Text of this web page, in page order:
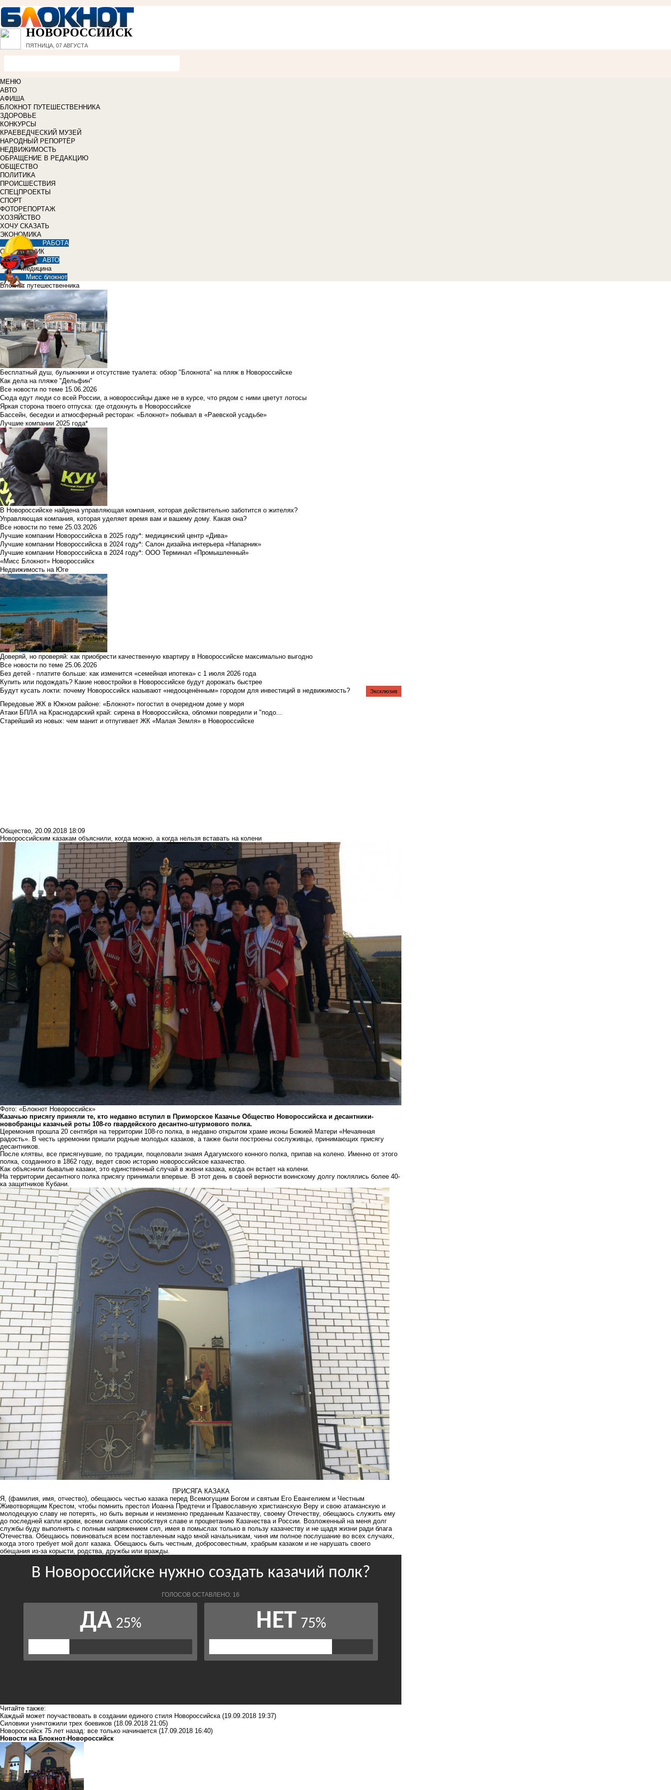
НОВОРОССИЙСК
ПЯТНИЦА, 07 АВГУСТА
МЕНЮ
АВТО
АФИША
БЛОКНОТ ПУТЕШЕСТВЕННИКА
ЗДОРОВЬЕ
КОНКУРСЫ
КРАЕВЕДЧЕСКИЙ МУЗЕЙ
НАРОДНЫЙ РЕПОРТЁР
НЕДВИЖИМОСТЬ
ОБРАЩЕНИЕ В РЕДАКЦИЮ
ОБЩЕСТВО
ПОЛИТИКА
ПРОИСШЕСТВИЯ
СПЕЦПРОЕКТЫ
СПОРТ
ФОТОРЕПОРТАЖ
ХОЗЯЙСТВО
ХОЧУ СКАЗАТЬ
ЭКОНОМИКА
РАБОТА
СПРАВОЧНИК
АВТО
Медицина
Мисс блокнот
Блокнот путешественника
Бесплатный душ, булыжники и отсутствие туалета: обзор "Блокнота" на пляж в Новороссийске
Как дела на пляже "Дельфин"
Все новости по теме 15.06.2026
Сюда едут люди со всей России, а новороссийцы даже не в курсе, что рядом с ними цветут лотосы
Яркая сторона твоего отпуска: где отдохнуть в Новороссийске
Бассейн, беседки и атмосферный ресторан: «Блокнот» побывал в «Раевской усадьбе»
Лучшие компании 2025 года*
В Новороссийске найдена управляющая компания, которая действительно заботится о жителях?
Управляющая компания, которая уделяет время вам и вашему дому. Какая она?
Все новости по теме 25.03.2026
Лучшие компании Новороссийска в 2025 году*: медицинский центр «Дива»
Лучшие компании Новороссийска в 2024 году*: Салон дизайна интерьера «Напарник»
Лучшие компании Новороссийска в 2024 году*: ООО Терминал «Промышленный»
«Мисс Блокнот» Новороссийск
Недвижимость на Юге
Доверяй, но проверяй: как приобрести качественную квартиру в Новороссийске максимально выгодно
Все новости по теме 25.06.2026
Без детей - платите больше: как изменится «семейная ипотека» с 1 июля 2026 года
Купить или подождать? Какие новостройки в Новороссийске будут дорожать быстрее
Будут кусать локти: почему Новороссийск называют «недооценённым» городом для инвестиций в недвижимость?
Передовые ЖК в Южном районе: «Блокнот» погостил в очередном доме у моря
Атаки БПЛА на Краснодарский край: сирена в Новороссийска, обломки повредили и "подо...
Старейший из новых: чем манит и отпугивает ЖК «Малая Земля» в Новороссийске
Эксклюзив
Общество, 20.09.2018 18:09
Новороссийским казакам объяснили, когда можно, а когда нельзя вставать на колени
Фото: «Блокнот Новороссийск»
Казачью присягу приняли те, кто недавно вступил в Приморское Казачье Общество Новороссийска и десантники-
новобранцы казачьей роты 108-го гвардейского десантно-штурмового полка.
Церемония прошла 20 сентября на территории 108-го полка, в недавно открытом храме иконы Божией Матери «Нечаянная
радость». В честь церемонии пришли родные молодых казаков, а также были построены сослуживцы, принимающих присягу
десантников.
После клятвы, все присягнувшие, по традиции, поцеловали знамя Адагумского конного полка, припав на колено. Именно от этого
полка, созданного в 1862 году, ведет свою историю новороссийское казачество.
Как объяснили бывалые казаки, это единственный случай в жизни казака, когда он встает на колени.
На территории десантного полка присягу принимали впервые. В этот день в своей верности воинскому долгу поклялись более 40-
ка защитников Кубани.
ПРИСЯГА КАЗАКА
Я, (фамилия, имя, отчество), обещаюсь честью казака перед Всемогущим Богом и святым Его Евангелием и Честным
Животворящим Крестом, чтобы помнить престол Иоанна Предтечи и Православную христианскую Веру и свою атаманскую и
молодецкую славу не потерять, но быть верным и неизменно преданным Казачеству, своему Отечеству, обещаюсь служить ему
до последней капли крови, всеми силами способствуя славе и процветанию Казачества и России. Возложенный на меня долг
службы буду выполнять с полным напряжением сил, имея в помыслах только в пользу казачеству и не щадя жизни ради блага
Отечества. Обещаюсь повиноваться всем поставленным надо мной начальникам, чиня им полное послушание во всех случаях,
когда этого требует мой долг казака. Обещаюсь быть честным, добросовестным, храбрым казаком и не нарушать своего
обещания из-за корысти, родства, дружбы или вражды.
Читайте также:
Каждый может поучаствовать в создании единого стиля Новороссийска (19.09.2018 19:37)
Силовики уничтожили трех боевиков (18.09.2018 21:05)
Новороссийск 75 лет назад: все только начинается (17.09.2018 16:40)
Новости на Блoкнoт-Новороссийск